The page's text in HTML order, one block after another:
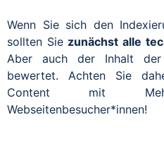
Wenn Sie sich den
sollten Sie zunächst alle
Aber auch der Inhalt
bewertet. Achten Sie
Content mit
Webseitenbesucher*innen!